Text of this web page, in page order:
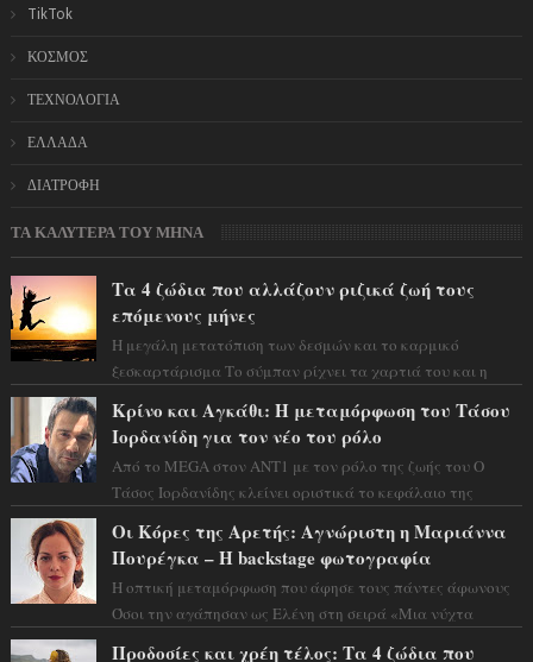
TikTok
ΚΟΣΜΟΣ
ΤΕΧΝΟΛΟΓΙΑ
ΕΛΛΑΔΑ
ΔΙΑΤΡΟΦΗ
ΤΑ ΚΑΛΥΤΕΡΑ ΤΟΥ ΜΗΝΑ
Τα 4 ζώδια που αλλάζουν ριζικά ζωή τους
επόμενους μήνες
Η μεγάλη μετατόπιση των δεσμών και το καρμικό
ξεσκαρτάρισμα Το σύμπαν ρίχνει τα χαρτιά του και η
Κρίνο και Αγκάθι: Η μεταμόρφωση του Τάσου
Ιορδανίδη για τον νέο του ρόλο
Από το MEGA στον ΑΝΤ1 με τον ρόλο της ζωής του Ο
Τάσος Ιορδανίδης κλείνει οριστικά το κεφάλαιο της
Οι Κόρες της Αρετής: Αγνώριστη η Μαριάννα
Πουρέγκα – H backstage φωτογραφία
Η οπτική μεταμόρφωση που άφησε τους πάντες άφωνους
Όσοι την αγάπησαν ως Ελένη στη σειρά «Μια νύχτα
Προδοσίες και χρέη τέλος: Τα 4 ζώδια που